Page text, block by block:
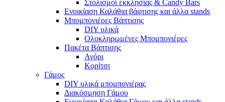
Στολισμοί εκκλησίας & Candy Bars
Ενοικίαση Καλάθια βάφτισης και άλλα stands
Μπομπονιέρες Βάπτισης
DIY υλικά
Ολοκληρωμένες Μπομπονιέρες
Πακέτα Βάπτισης
Αγόρι
Κορίτσι
Γάμος
DIY υλικά μπομπονιέρας
Διακόσμηση Γάμου